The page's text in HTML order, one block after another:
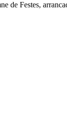
de Festes,